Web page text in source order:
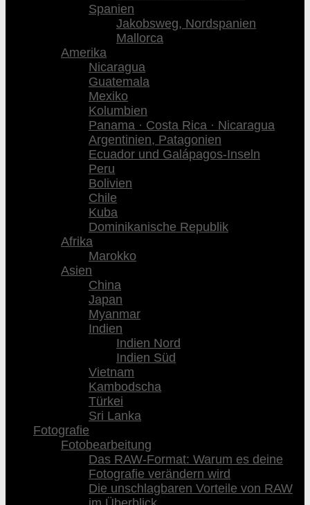
Spanien
Jakobsweg, Nordspanien
Mallorca
Amerika
Nicaragua
Guatemala
Mexiko
Kolumbien
Panama · Costa Rica · Nicaragua
Argentinien, Patagonien
Ecuador und Galápagos-Inseln
Peru
Bolivien
Chile
Kuba
Dominikanische Republik
Afrika
Marokko
Asien
China
Japan
Myanmar
Indien
Indien Nord
Indien Süd
Vietnam
Kambodscha
Türkei
Sri Lanka
Fotografie
Fotobearbeitung
Das RAW-Format: Warum es deine
Fotografie verändern wird
Die unschlagbaren Vorteile von RAW